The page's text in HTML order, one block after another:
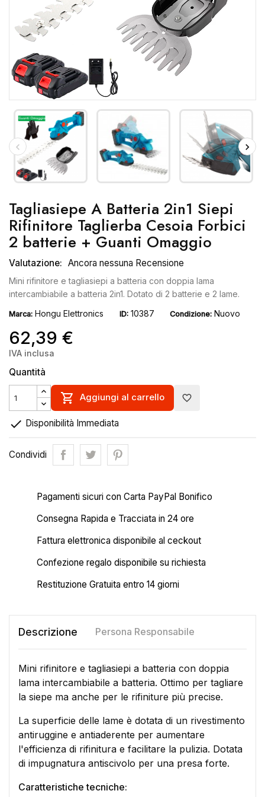
Tagliasiepe A Batteria 2in1 Siepi
Rifinitore Taglierba Cesoia Forbici
2 batterie + Guanti Omaggio
Valutazione: Ancora nessuna Recensione
Mini rifinitore e tagliasiepi a batteria con doppia lama
intercambiabile a batteria 2in1. Dotato di 2 batterie e 2 lame.
Marca: Hongu Elettronics ID: 10387 Condizione: Nuovo
62,39 €
IVA inclusa
Quantità
 Aggiungi al carrello favorite_border
 Disponibilità Immediata
Condividi
Pagamenti sicuri con Carta PayPal Bonifico
Consegna Rapida e Tracciata in 24 ore
Fattura elettronica disponibile al ceckout
Confezione regalo disponibile su richiesta
Restituzione Gratuita entro 14 giorni
Descrizione Persona Responsabile
Mini rifinitore e tagliasiepi a batteria con doppia
lama intercambiabile a batteria. Ottimo per tagliare
la siepe ma anche per le rifiniture più precise.
La superficie delle lame è dotata di un rivestimento
antiruggine e antiaderente per aumentare
l'efficienza di rifinitura e facilitare la pulizia. Dotata
di impugnatura antiscivolo per una presa forte.
Caratteristiche tecniche: